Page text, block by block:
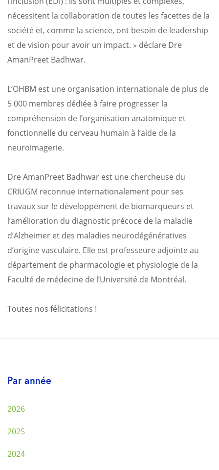
nécessitent la collaboration de toutes les facettes de la
société et, comme la science, ont besoin de leadership
et de vision pour avoir un impact. » déclare Dre
AmanPreet Badhwar.
L’OHBM est une organisation internationale de plus de
5 000 membres dédiée à faire progresser la
compréhension de l’organisation anatomique et
fonctionnelle du cerveau humain à l’aide de la
neuroimagerie.
Dre AmanPreet Badhwar est une chercheuse du
CRIUGM reconnue internationalement pour ses
travaux sur le développement de biomarqueurs et
l’amélioration du diagnostic précoce de la maladie
d’Alzheimer et des maladies neurodégénératives
d’origine vasculaire. Elle est professeure adjointe au
département de pharmacologie et physiologie de la
Faculté de médecine de l’Université de Montréal.
Toutes nos félicitations !
Par année
2026
2025
2024